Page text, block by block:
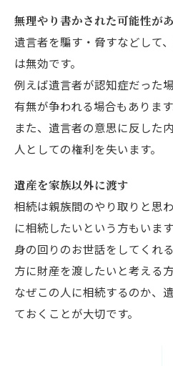
無理やり書かされた可能性が
遺言者を騙す・脅すなどして
は無効です。
例えば遺言者が認知症だった
有無が争われる場合もあります
また、遺言者の意思に反した
人としての権利を失います。
遺産を家族以外に渡す
相続は親族間のやり取りと思
に相続したいという方もいます
身の回りのお世話をしてくれ
方に財産を渡したいと考える
なぜこの人に相続するのか、
ておくことが大切です。